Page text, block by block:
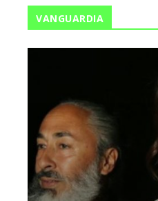
VANGUARDIA